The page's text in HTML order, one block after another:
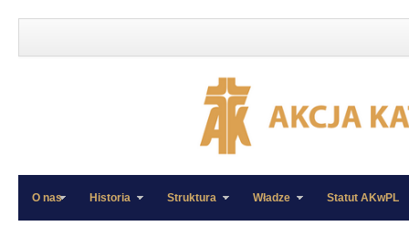
»
»
O nas Historia Struktura Władze Statut AKwPL